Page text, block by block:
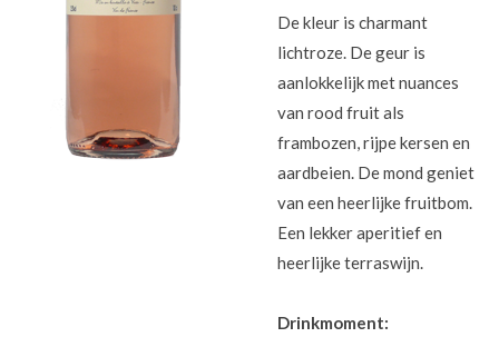
De kleur is charmant
lichtroze. De geur is
aanlokkelijk met nuances
van rood fruit als
frambozen, rijpe kersen en
aardbeien. De mond geniet
van een heerlijke fruitbom.
Een lekker aperitief en
heerlijke terraswijn.
Drinkmoment: